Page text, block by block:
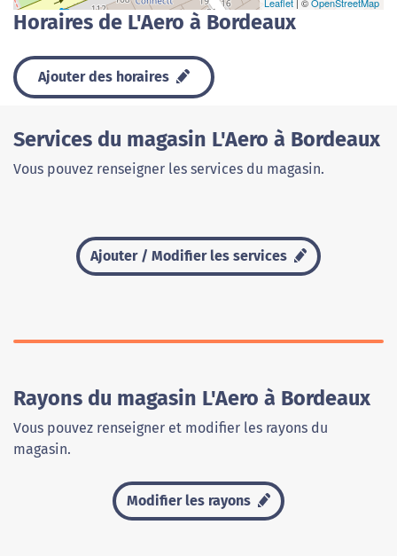
Horaires de L'Aero à Bordeaux
Ajouter des horaires
Services du magasin L'Aero à Bordeaux
Vous pouvez renseigner les services du magasin.
Ajouter / Modifier les services
Rayons du magasin L'Aero à Bordeaux
Vous pouvez renseigner et modifier les rayons du
magasin.
Modifier les rayons